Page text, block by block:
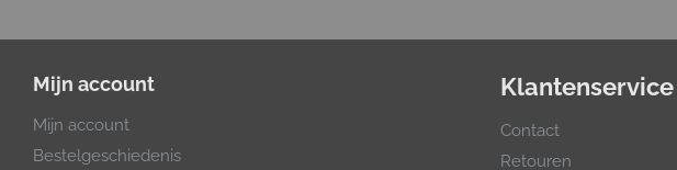
Mijn account
Mijn account
Bestelgeschiedenis
Klantenservice
Contact
Retouren